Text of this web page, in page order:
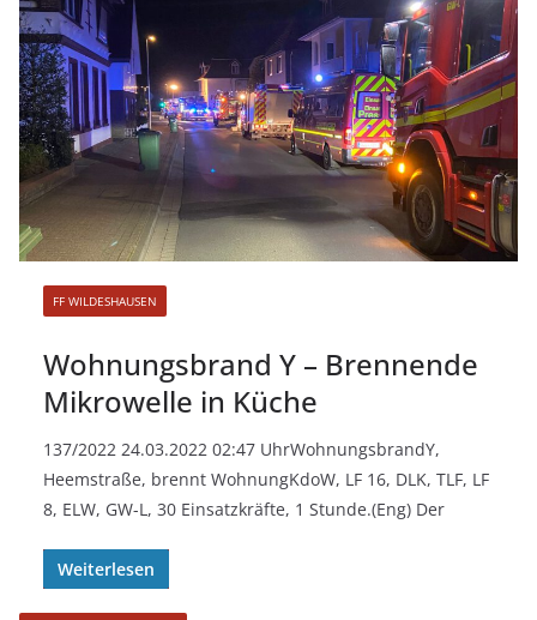
FF WILDESHAUSEN
Wohnungsbrand Y – Brennende
Mikrowelle in Küche
137/2022 24.03.2022 02:47 UhrWohnungsbrandY,
Heemstraße, brennt WohnungKdoW, LF 16, DLK, TLF, LF
8, ELW, GW-L, 30 Einsatzkräfte, 1 Stunde.(Eng) Der
Weiterlesen